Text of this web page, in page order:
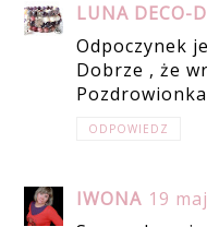
LUNA DECO-
Odpoczynek
Dobrze , że
ODPOWIEDZ
IWONA 19